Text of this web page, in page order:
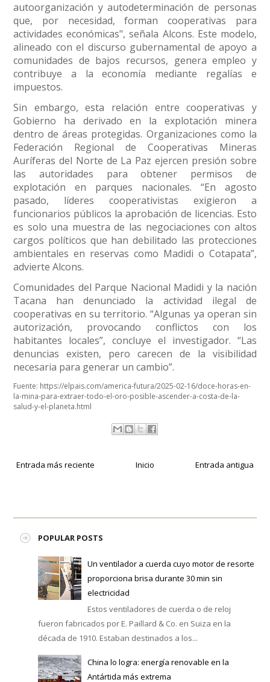
autoorganización y autodeterminación de personas
que, por necesidad, forman cooperativas para
actividades económicas", señala Alcons. Este modelo,
alineado con el discurso gubernamental de apoyo a
comunidades de bajos recursos, genera empleo y
contribuye a la economía mediante regalías e
impuestos.
Sin embargo, esta relación entre cooperativas y
Gobierno ha derivado en la explotación minera
dentro de áreas protegidas. Organizaciones como la
Federación Regional de Cooperativas Mineras
Auríferas del Norte de La Paz ejercen presión sobre
las autoridades para obtener permisos de
explotación en parques nacionales. “En agosto
pasado, líderes cooperativistas exigieron a
funcionarios públicos la aprobación de licencias. Esto
es solo una muestra de las negociaciones con altos
cargos políticos que han debilitado las protecciones
ambientales en reservas como Madidi o Cotapata”,
advierte Alcons.
Comunidades del Parque Nacional Madidi y la nación
Tacana han denunciado la actividad ilegal de
cooperativas en su territorio. “Algunas ya operan sin
autorización, provocando conflictos con los
habitantes locales”, concluye el investigador. “Las
denuncias existen, pero carecen de la visibilidad
necesaria para generar un cambio”.
Fuente: https://elpais.com/america-futura/2025-02-16/doce-horas-en-
la-mina-para-extraer-todo-el-oro-posible-ascender-a-costa-de-la-
salud-y-el-planeta.html
Entrada más reciente Entrada antigua
Inicio
POPULAR POSTS
Un ventilador a cuerda cuyo motor de resorte
proporciona brisa durante 30 min sin
electricidad
Estos ventiladores de cuerda o de reloj
fueron fabricados por E. Paillard & Co. en Suiza en la
década de 1910. Estaban destinados a los...
China lo logra: energía renovable en la
Antártida más extrema